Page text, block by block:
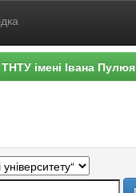
імені Івана Пулюя